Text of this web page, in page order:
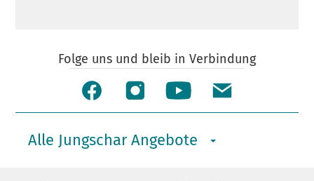
Folge uns und bleib in Verbindung
Alle Jungschar Angebote